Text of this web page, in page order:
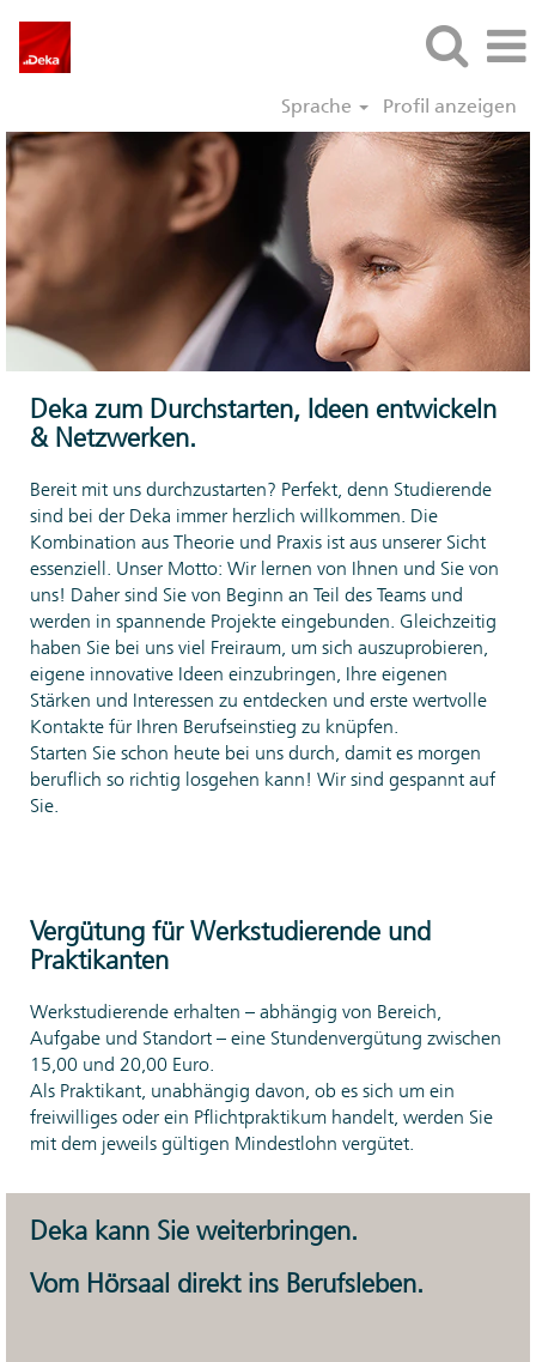
Sprache Profil anzeigen
Deka zum Durchstarten, Ideen entwickeln
& Netzwerken.
Bereit mit uns durchzustarten? Perfekt, denn Studierende
sind bei der Deka immer herzlich willkommen. Die
Kombination aus Theorie und Praxis ist aus unserer Sicht
essenziell. Unser Motto: Wir lernen von Ihnen und Sie von
uns! Daher sind Sie von Beginn an Teil des Teams und
werden in spannende Projekte eingebunden. Gleichzeitig
haben Sie bei uns viel Freiraum, um sich auszuprobieren,
eigene innovative Ideen einzubringen, Ihre eigenen
Stärken und Interessen zu entdecken und erste wertvolle
Kontakte für Ihren Berufseinstieg zu knüpfen.
Starten Sie schon heute bei uns durch, damit es morgen
beruflich so richtig losgehen kann! Wir sind gespannt auf
Sie.
Vergütung für Werkstudierende und
Praktikanten
Werkstudierende erhalten – abhängig von Bereich,
Aufgabe und Standort – eine Stundenvergütung zwischen
15,00 und 20,00 Euro.
Als Praktikant, unabhängig davon, ob es sich um ein
freiwilliges oder ein Pflichtpraktikum handelt, werden Sie
mit dem jeweils gültigen Mindestlohn vergütet.
Deka kann Sie weiterbringen.
Vom Hörsaal direkt ins Berufsleben.